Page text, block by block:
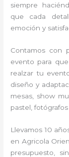
siempre
que cada
emoción y
Contamos con
evento para
realzar tu
diseño y
mesas, show
pastel, fotógrafos
Llevamos 10
en Agricola
presupuesto,